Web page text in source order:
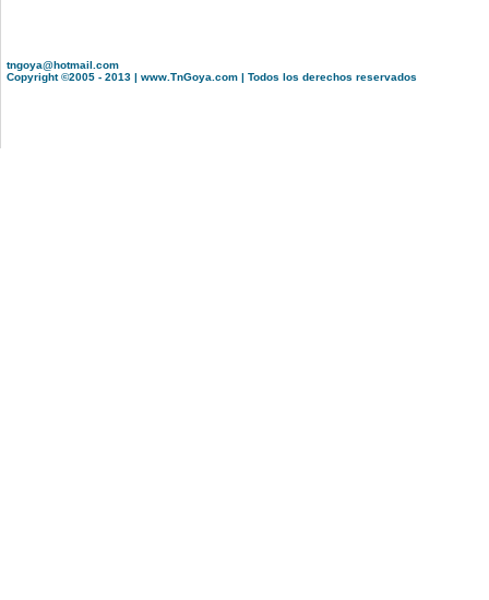
tngoya@hotmail.com
Copyright ©2005 - 2013 | www.TnGoya.com | Todos los derechos reservados